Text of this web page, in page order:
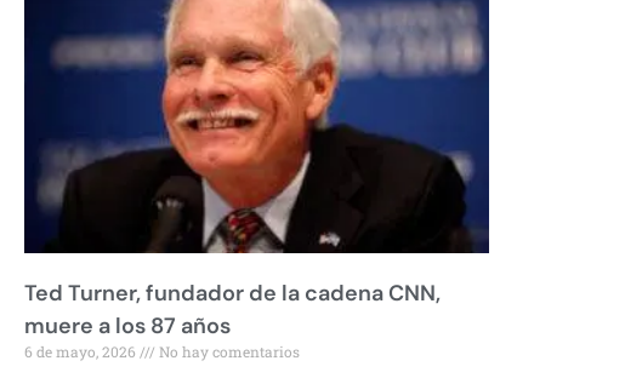
Ted Turner, fundador de la cadena CNN,
muere a los 87 años
6 de mayo, 2026 No hay comentarios